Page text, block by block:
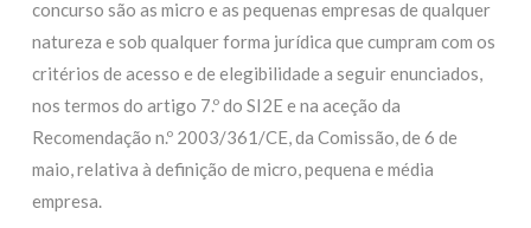
concurso são as micro e as pequenas empresas de qualquer
natureza e sob qualquer forma jurídica que cumpram com os
critérios de acesso e de elegibilidade a seguir enunciados,
nos termos do artigo 7.º do SI2E e na aceção da
Recomendação n.º 2003/361/CE, da Comissão, de 6 de
maio, relativa à definição de micro, pequena e média
empresa.